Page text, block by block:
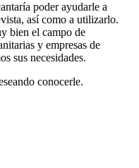
poder ayudarle a
así como a utilizarlo.
bien el campo de
y empresas de
sus necesidades.
conocerle.